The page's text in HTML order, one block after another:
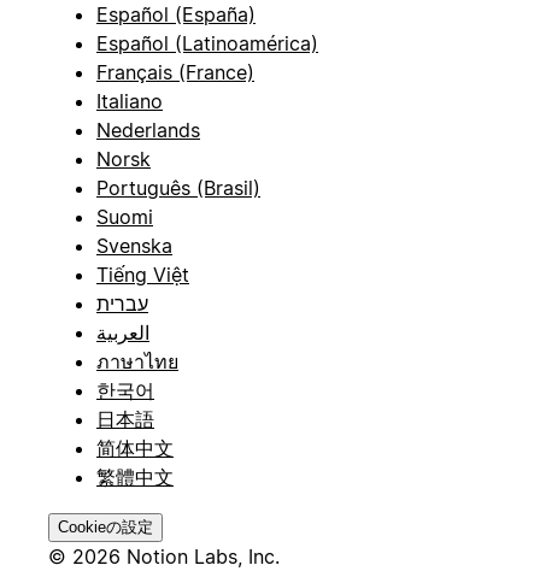
Español (España)
Español (Latinoamérica)
Français (France)
Italiano
Nederlands
Norsk
Português (Brasil)
Suomi
Svenska
Tiếng Việt
עברית
العربية
ภาษาไทย
한국어
日本語
简体中文
繁體中文
Cookieの設定
© 2026 Notion Labs, Inc.